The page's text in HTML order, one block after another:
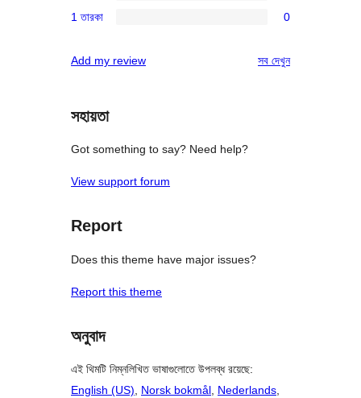
রিভিউ
স্টার
2-
রিভিউ
স্টার
1 তারকা 0
Add my review সবরিভিউ
দেখুন
সহায়তা
Got something to say? Need help?
View support forum
Report
Does this theme have major issues?
Report this theme
অনুবাদ
এই থিমটি নিম্নলিখিত ভাষাগুলোতে উপলব্ধ রয়েছে:
English (US), Norsk bokmål, Nederlands,